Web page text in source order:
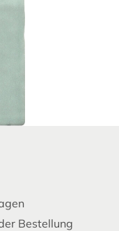
Bestellung